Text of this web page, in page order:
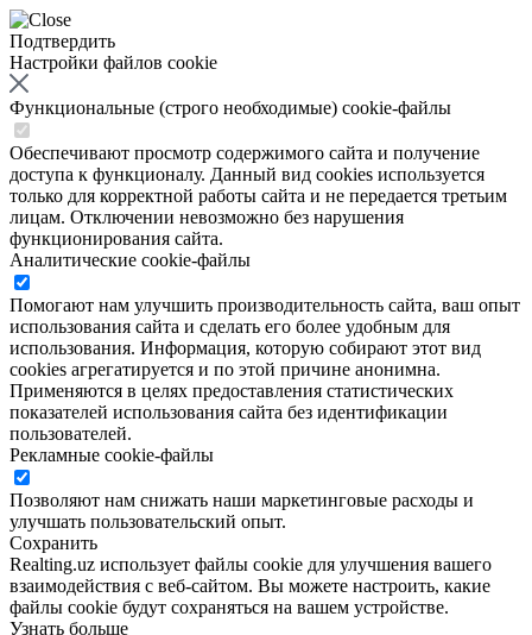
Подтвердить
Настройки файлов cookie
Функциональные (строго необходимые) cookie-файлы
Обеспечивают просмотр содержимого сайта и получение
доступа к функционалу. Данный вид cookies используется
только для корректной работы сайта и не передается третьим
лицам. Отключении невозможно без нарушения
функционирования сайта.
Аналитические cookie-файлы
Помогают нам улучшить производительность сайта, ваш опыт
использования сайта и сделать его более удобным для
использования. Информация, которую собирают этот вид
cookies агрегатируется и по этой причине анонимна.
Применяются в целях предоставления статистических
показателей использования сайта без идентификации
пользователей.
Рекламные cookie-файлы
Позволяют нам снижать наши маркетинговые расходы и
улучшать пользовательский опыт.
Сохранить
Realting.uz использует файлы cookie для улучшения вашего
взаимодействия с веб-сайтом. Вы можете настроить, какие
файлы cookie будут сохраняться на вашем устройстве.
Узнать больше